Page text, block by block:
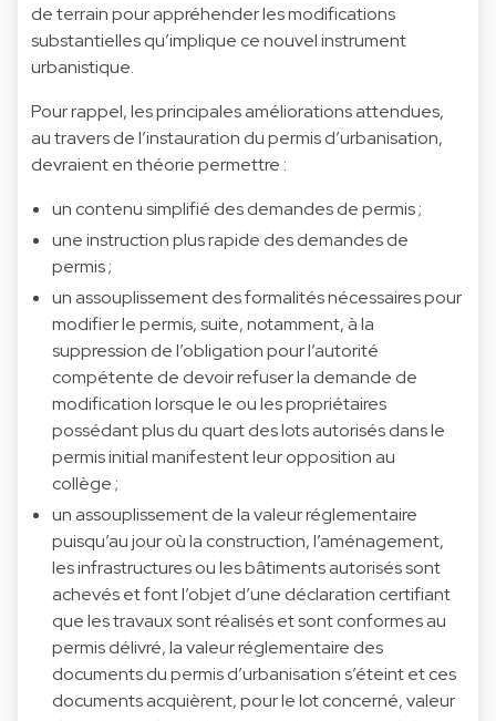
de terrain pour appréhender les modifications
substantielles qu’implique ce nouvel instrument
urbanistique.
Pour rappel, les principales améliorations attendues,
au travers de l’instauration du permis d’urbanisation,
devraient en théorie permettre :
un contenu simplifié des demandes de permis ;
une instruction plus rapide des demandes de
permis ;
un assouplissement des formalités nécessaires pour
modifier le permis, suite, notamment, à la
suppression de l’obligation pour l’autorité
compétente de devoir refuser la demande de
modification lorsque le ou les propriétaires
possédant plus du quart des lots autorisés dans le
permis initial manifestent leur opposition au
collège ;
un assouplissement de la valeur réglementaire
puisqu’au jour où la construction, l’aménagement,
les infrastructures ou les bâtiments autorisés sont
achevés et font l’objet d’une déclaration certifiant
que les travaux sont réalisés et sont conformes au
permis délivré, la valeur réglementaire des
documents du permis d’urbanisation s’éteint et ces
documents acquièrent, pour le lot concerné, valeur